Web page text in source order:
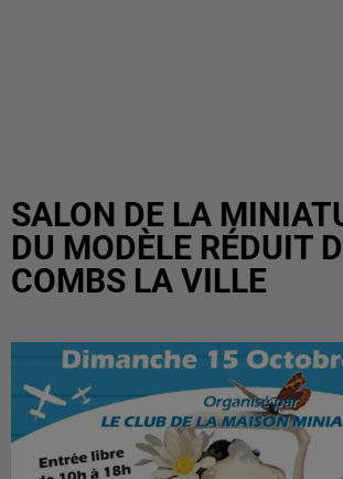
SALON DE LA
DU MODÈLE RÉDUIT
COMBS LA VILLE